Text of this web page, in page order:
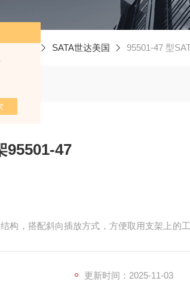
SATA世达美国 95501-47 型
95501-47
构，搭配斜向插放方式，方便取用支架上的
方便使用者随身或登高携带，可满足不同工
更新时间：2025-11-03